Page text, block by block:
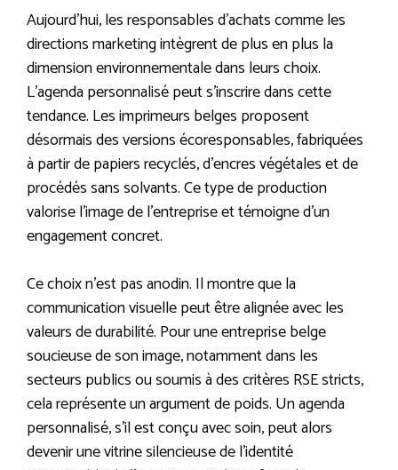
Aujourd’hui, les responsables d’achats comme les
directions marketing intègrent de plus en plus la
dimension environnementale dans leurs choix.
L’agenda personnalisé peut s’inscrire dans cette
tendance. Les imprimeurs belges proposent
désormais des versions écoresponsables, fabriquées
à partir de papiers recyclés, d’encres végétales et de
procédés sans solvants. Ce type de production
valorise l’image de l’entreprise et témoigne d’un
engagement concret.
Ce choix n’est pas anodin. Il montre que la
communication visuelle peut être alignée avec les
valeurs de durabilité. Pour une entreprise belge
soucieuse de son image, notamment dans les
secteurs publics ou soumis à des critères RSE stricts,
cela représente un argument de poids. Un agenda
personnalisé, s’il est conçu avec soin, peut alors
devenir une vitrine silencieuse de l’identité